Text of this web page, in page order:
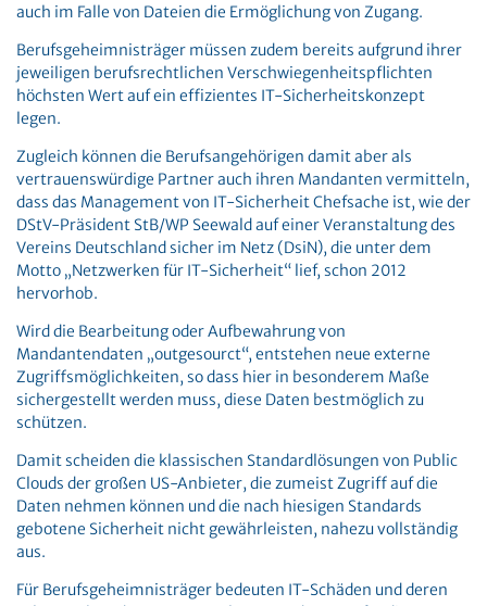
auch im Falle von Dateien die Ermöglichung von Zugang.
Berufsgeheimnisträger müssen zudem bereits aufgrund ihrer
jeweiligen berufsrechtlichen Verschwiegenheitspflichten
höchsten Wert auf ein effizientes IT-Sicherheitskonzept
legen.
Zugleich können die Berufsangehörigen damit aber als
vertrauenswürdige Partner auch ihren Mandanten vermitteln,
dass das Management von IT-Sicherheit Chefsache ist, wie der
DStV-Präsident StB/WP Seewald auf einer Veranstaltung des
Vereins Deutschland sicher im Netz (DsiN), die unter dem
Motto „Netzwerken für IT-Sicherheit“ lief, schon 2012
hervorhob.
Wird die Bearbeitung oder Aufbewahrung von
Mandantendaten „outgesourct“, entstehen neue externe
Zugriffsmöglichkeiten, so dass hier in besonderem Maße
sichergestellt werden muss, diese Daten bestmöglich zu
schützen.
Damit scheiden die klassischen Standardlösungen von Public
Clouds der großen US-Anbieter, die zumeist Zugriff auf die
Daten nehmen können und die nach hiesigen Standards
gebotene Sicherheit nicht gewährleisten, nahezu vollständig
aus.
Für Berufsgeheimnisträger bedeuten IT-Schäden und deren